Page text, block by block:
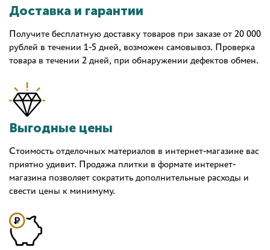
Доставка и гарантии
Получите бесплатную доставку товаров при заказе от 20 000
рублей в течении 1-5 дней, возможен самовывоз. Проверка
товара в течении 2 дней, при обнаружении дефектов обмен.
Выгодные цены
Стоимость отделочных материалов в интернет-магазине вас
приятно удивит. Продажа плитки в формате интернет-
магазина позволяет сократить дополнительные расходы и
свести цены к минимуму.